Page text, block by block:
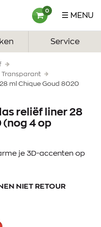
MENU
0
Service
Transparant
ml Chique Goud 8020
reliëf liner 28
(nog 4 op
je 3D-accenten op
NIET RETOUR